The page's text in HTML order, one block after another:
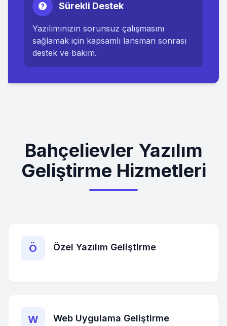
Sürekli Destek
Yazılımınızın sorunsuz çalışmasını
sağlamak için kapsamlı lansman sonrası
destek ve bakım.
Bahçelievler Yazılım
Geliştirme Hizmetleri
Ö Özel Yazılım Geliştirme
W Web Uygulama Geliştirme